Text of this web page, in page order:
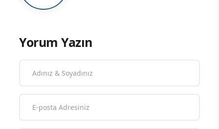
Yorum Yazın